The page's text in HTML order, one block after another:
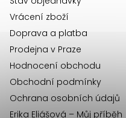
Vrácení zboží
Doprava a platba
Prodejna v Praze
Hodnocení obchodu
Obchodní podmínky
Ochrana osobních údajů
Erika Eliášová – Můj příběh